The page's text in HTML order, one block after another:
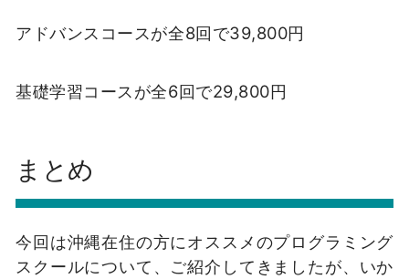
アドバンスコースが全8回で39,800円
基礎学習コースが全6回で29,800円
まとめ
今回は沖縄在住の方にオススメのプログラミング
スクールについて、ご紹介してきましたが、いか